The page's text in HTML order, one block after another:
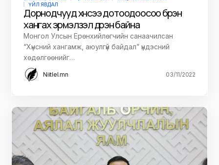
ҮЙЛ ЯВДАЛ
Дорнодчууд хүнсээ дотоодоосоо бүрэн
хангах эрмэлзэл дүүрэн байна
Монгол Улсын Ерөнхийлөгчийн санаачилсан
“Хүнсний хангамж, аюулгүй байдал” үндэсний
хөдөлгөөнийг…
Niitlel.mn 03/11/2022